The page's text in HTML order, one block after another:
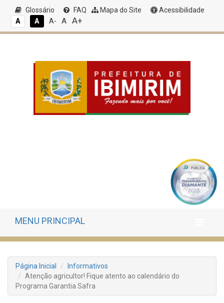
Glossário FAQ Mapa do Site
Acessibilidade
A
A A- A A+
MENU PRINCIPAL
Página Inicial
Informativos
Atenção agricultor! Fique atento ao calendário do
Programa Garantia Safra